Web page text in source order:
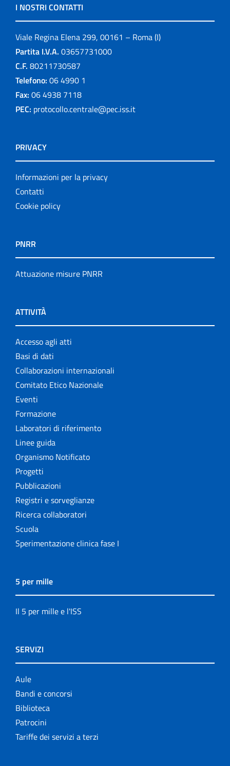
I NOSTRI CONTATTI
Viale Regina Elena 299, 00161 – Roma (I)
Partita I.V.A. 03657731000
C.F. 80211730587
Telefono: 06 4990 1
Fax: 06 4938 7118
PEC: protocollo.centrale@pec.iss.it
PRIVACY
Informazioni per la privacy
Contatti
Cookie policy
PNRR
Attuazione misure PNRR
ATTIVITÀ
Accesso agli atti
Basi di dati
Collaborazioni internazionali
Comitato Etico Nazionale
Eventi
Formazione
Laboratori di riferimento
Linee guida
Organismo Notificato
Progetti
Pubblicazioni
Registri e sorveglianze
Ricerca collaboratori
Scuola
Sperimentazione clinica fase I
5 per mille
Il 5 per mille e l'ISS
SERVIZI
Aule
Bandi e concorsi
Biblioteca
Patrocini
Tariffe dei servizi a terzi